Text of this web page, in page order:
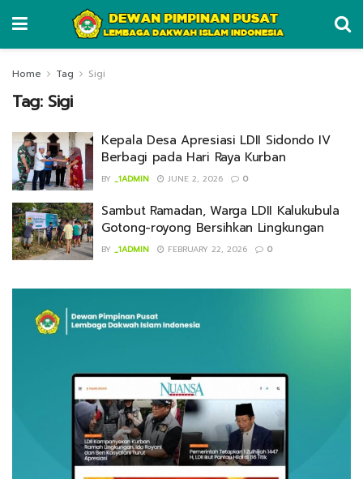
Home Tag Sigi
Tag: Sigi
Kepala Desa Apresiasi LDII Sidondo IV
Berbagi pada Hari Raya Kurban
BY _1ADMIN JUNE 2, 2026 0
Sambut Ramadan, Warga LDII Kalukubula
Gotong-royong Bersihkan Lingkungan
BY _1ADMIN FEBRUARY 22, 2026 0